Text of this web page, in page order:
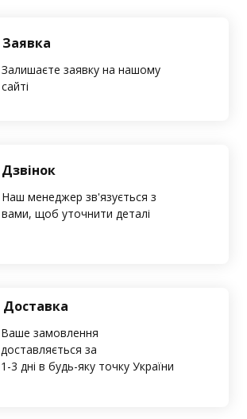
Заявка
Залишаєте заявку на нашому
сайті
Дзвінок
Наш менеджер зв'язується з
вами, щоб уточнити деталі
Доставка
Ваше замовлення
доставляється за
1-3 дні в будь-яку точку України